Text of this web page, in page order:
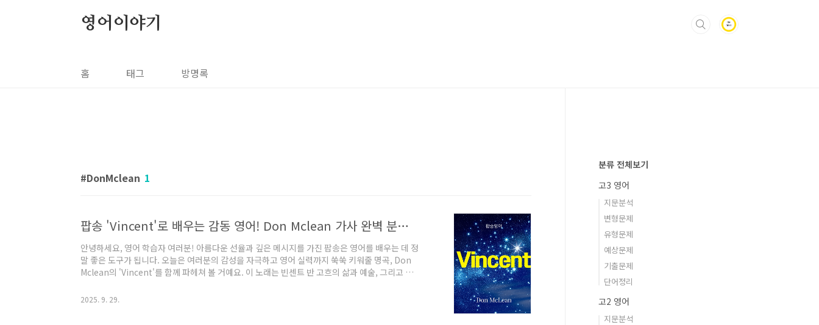
영어이야기
홈 태그 방명록
DonMclean 1
팝송 'Vincent'로 배우는 감동 영어! Don Mclean 가사 완벽 분석 🎨
안녕하세요, 영어 학습자 여러분! 아름다운 선율과 깊은 메시지를 가진 팝송은 영어를 배우는 데 정
말 좋은 도구가 됩니다. 오늘은 여러분의 감성을 자극하고 영어 실력까지 쑥쑥 키워줄 명곡, Don
Mclean의 'Vincent'를 함께 파헤쳐 볼 거예요. 이 노래는 빈센트 반 고흐의 삶과 예술, 그리고 비
더 완벽한 곡은 없을 거예요!음악가 Don Mclean이 1971년 뉴욕 현대 미술관(MoMA)에서 빈센
2025. 9. 29.
분류 전체보기
고3 영어
지문분석
변형문제
유형문제
예상문제
기출문제
단어정리
고2 영어
지문분석